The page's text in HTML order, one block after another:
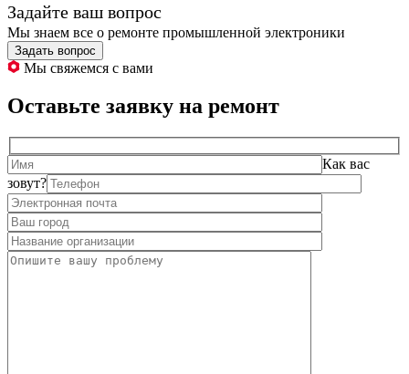
Задайте ваш вопрос
Мы знаем все о ремонте промышленной электроники
Задать вопрос
Мы свяжемся с вами
Оставьте заявку на ремонт
Как вас
зовут?